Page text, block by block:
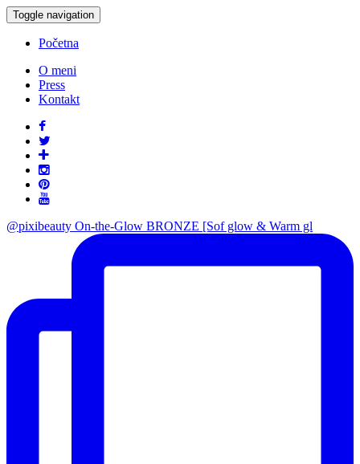
Toggle navigation
Početna
O meni
Press
Kontakt
@pixibeauty On-the-Glow BRONZE [Sof glow & Warm gl